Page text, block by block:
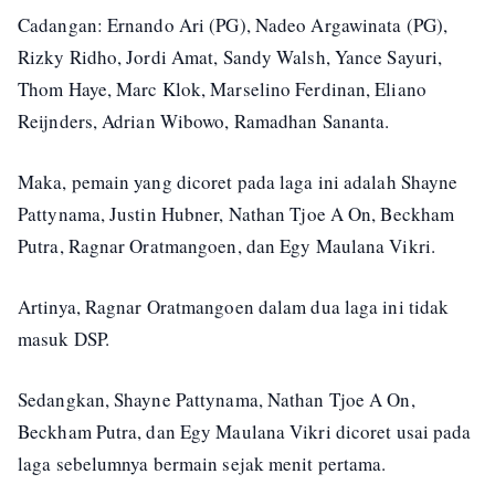
Cadangan: Ernando Ari (PG), Nadeo Argawinata (PG),
Rizky Ridho, Jordi Amat, Sandy Walsh, Yance Sayuri,
Thom Haye, Marc Klok, Marselino Ferdinan, Eliano
Reijnders, Adrian Wibowo, Ramadhan Sananta.
Maka, pemain yang dicoret pada laga ini adalah Shayne
Pattynama, Justin Hubner, Nathan Tjoe A On, Beckham
Putra, Ragnar Oratmangoen, dan Egy Maulana Vikri.
Artinya, Ragnar Oratmangoen dalam dua laga ini tidak
masuk DSP.
Sedangkan, Shayne Pattynama, Nathan Tjoe A On,
Beckham Putra, dan Egy Maulana Vikri dicoret usai pada
laga sebelumnya bermain sejak menit pertama.